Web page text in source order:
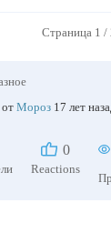
Страница 1 /
от Мороз 17 лет
0
Reactions